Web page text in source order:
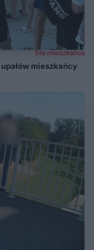
Dla mieszkańca
mieszkańcy